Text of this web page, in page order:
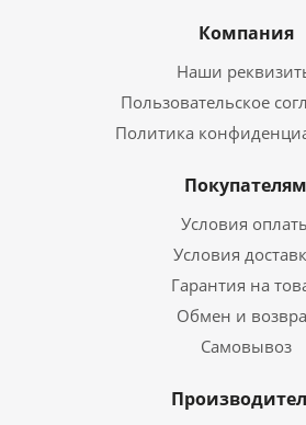
Компания
Наши
Пользовательское
Политика
Покупателям
Условия
Условия
Гарантия на
Обмен и
Самовывоз